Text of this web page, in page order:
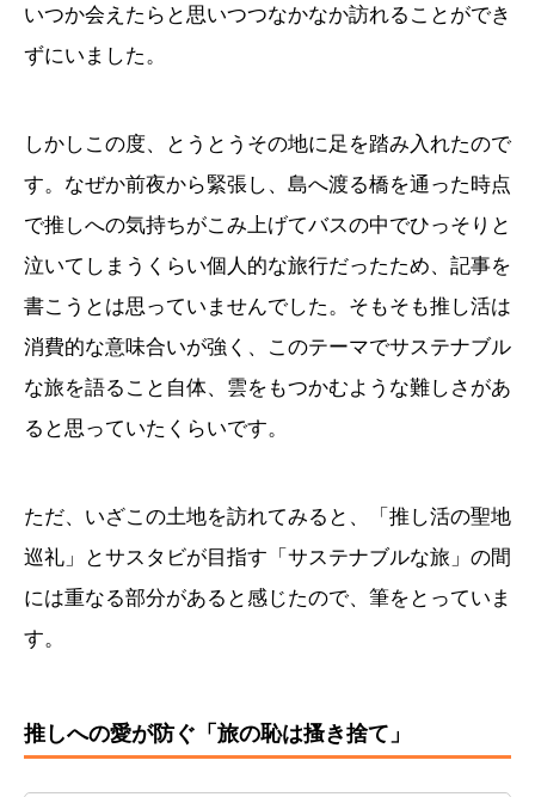
いつか会えたらと思いつつなかなか訪れることができ
ずにいました。
しかしこの度、とうとうその地に足を踏み入れたので
す。なぜか前夜から緊張し、島へ渡る橋を通った時点
で推しへの気持ちがこみ上げてバスの中でひっそりと
泣いてしまうくらい個人的な旅行だったため、記事を
書こうとは思っていませんでした。そもそも推し活は
消費的な意味合いが強く、このテーマでサステナブル
な旅を語ること自体、雲をもつかむような難しさがあ
ると思っていたくらいです。
ただ、いざこの土地を訪れてみると、「推し活の聖地
巡礼」とサスタビが目指す「サステナブルな旅」の間
には重なる部分があると感じたので、筆をとっていま
す。
推しへの愛が防ぐ「旅の恥は搔き捨て」